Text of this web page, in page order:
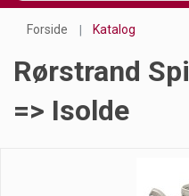
Forside Katalog
Rørstrand
=> Isolde